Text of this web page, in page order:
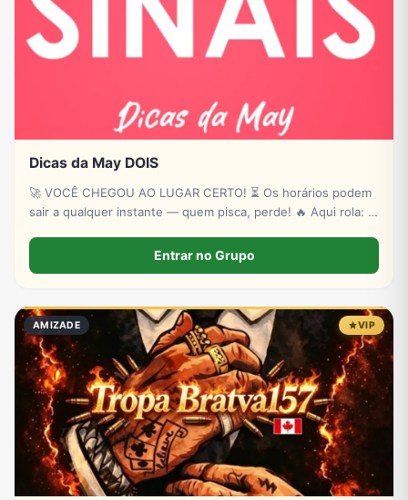
Dicas da May DOIS
🚀 VOCÊ CHEGOU AO LUGAR CERTO! ⏳ Os horários podem
sair a qualquer instante — quem pisca, perde! 🔥 Aqui rola: ✔
& bancas ✔ Conteúdo exclusivo
Entrar no Grupo
AMIZADE VIP